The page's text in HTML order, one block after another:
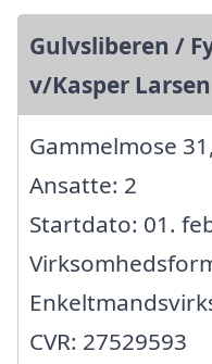
Gulvsliberen /
v/Kasper Larsen
Gammelmose
Ansatte: 2
Startdato: 01.
CVR: 27529593